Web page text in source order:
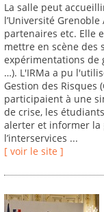
La salle peut
l’Université
partenaires etc. Elle
mettre en scène des
expérimentations de
…). L'IRMa a pu
Gestion des Risques
participaient à une
de crise, les
alerter et informer la
l’interservices ...
[ voir le site ]